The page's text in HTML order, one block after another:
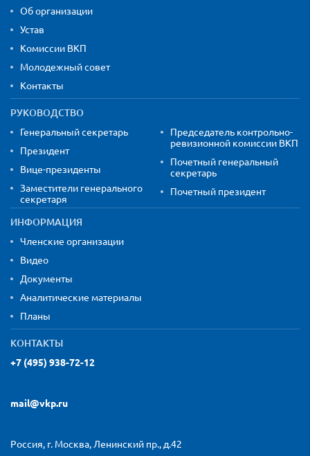
Об организации
Устав
Комиссии ВКП
Молодежный совет
Контакты
РУКОВОДСТВО
Генеральный секретарь
Президент
Вице-президенты
Заместители генерального
секретаря
Председатель контрольно-
ревизионной комиссии ВКП
Почетный генеральный
секретарь
Почетный президент
ИНФОРМАЦИЯ
Членские организации
Видео
Документы
Аналитические материалы
Планы
КОНТАКТЫ
+7 (495) 938-72-12
mail@vkp.ru
Россия, г. Москва, Ленинский пр., д.42